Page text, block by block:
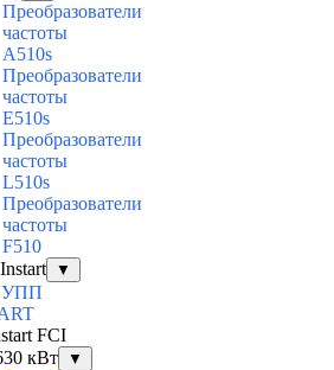
Преобразователи
частоты
A510s
Преобразователи
частоты
E510s
Преобразователи
частоты
L510s
Преобразователи
частоты
F510
▼
УПП
FCI
кВт
▼